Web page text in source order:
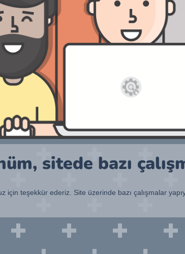
sitede bazı
için teşekkür ederiz. Site üzerinde bazı çalışmalar